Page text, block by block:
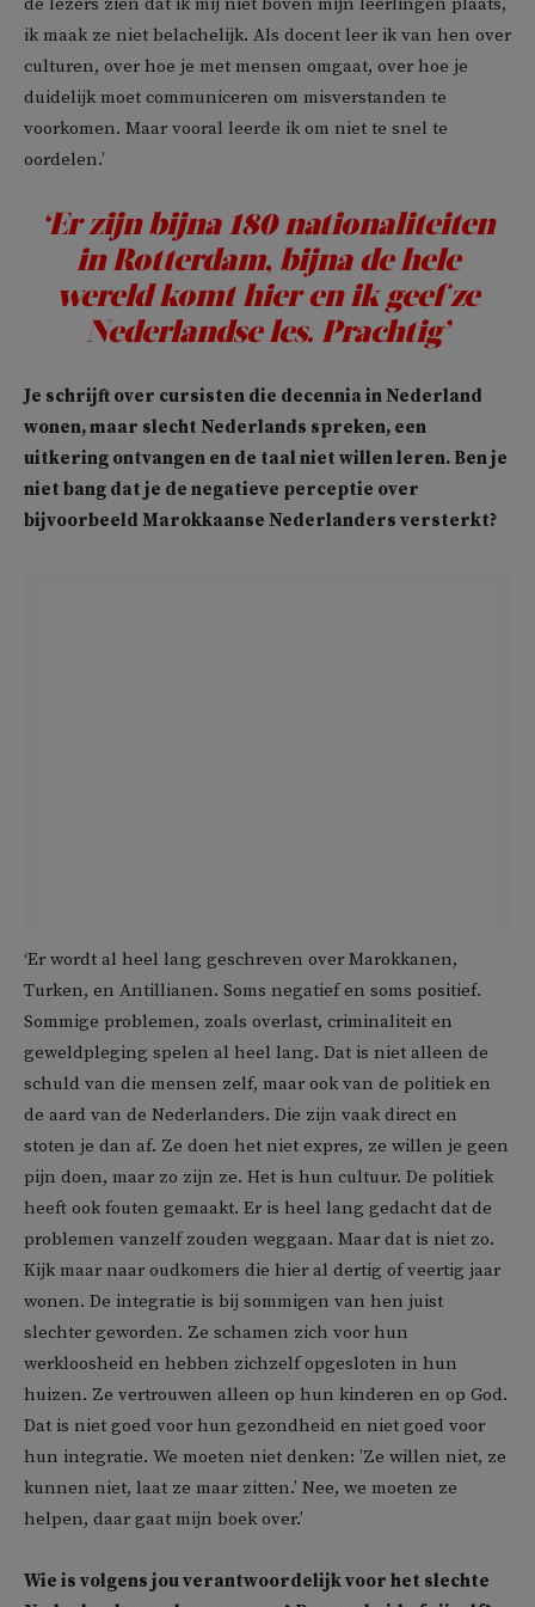
ik maak ze niet belachelijk. Als docent leer ik van hen over
culturen, over hoe je met mensen omgaat, over hoe je
duidelijk moet communiceren om misverstanden te
voorkomen. Maar vooral leerde ik om niet te snel te
oordelen.’
‘Er zijn bijna 180 nationaliteiten
in Rotterdam, bijna de hele
wereld komt hier en ik geef ze
Nederlandse les. Prachtig’
Je schrijft over cursisten die decennia in Nederland
wonen, maar slecht Nederlands spreken, een
uitkering ontvangen en de taal niet willen leren. Ben je
niet bang dat je de negatieve perceptie over
bijvoorbeeld Marokkaanse Nederlanders versterkt?
‘Er wordt al heel lang geschreven over Marokkanen,
Turken, en Antillianen. Soms negatief en soms positief.
Sommige problemen, zoals overlast, criminaliteit en
geweldpleging spelen al heel lang. Dat is niet alleen de
schuld van die mensen zelf, maar ook van de politiek en
de aard van de Nederlanders. Die zijn vaak direct en
stoten je dan af. Ze doen het niet expres, ze willen je geen
pijn doen, maar zo zijn ze. Het is hun cultuur. De politiek
heeft ook fouten gemaakt. Er is heel lang gedacht dat de
problemen vanzelf zouden weggaan. Maar dat is niet zo.
Kijk maar naar oudkomers die hier al dertig of veertig jaar
wonen. De integratie is bij sommigen van hen juist
slechter geworden. Ze schamen zich voor hun
werkloosheid en hebben zichzelf opgesloten in hun
huizen. Ze vertrouwen alleen op hun kinderen en op God.
Dat is niet goed voor hun gezondheid en niet goed voor
hun integratie. We moeten niet denken: ’Ze willen niet, ze
kunnen niet, laat ze maar zitten.’ Nee, we moeten ze
helpen, daar gaat mijn boek over.’
Wie is volgens jou verantwoordelijk voor het slechte